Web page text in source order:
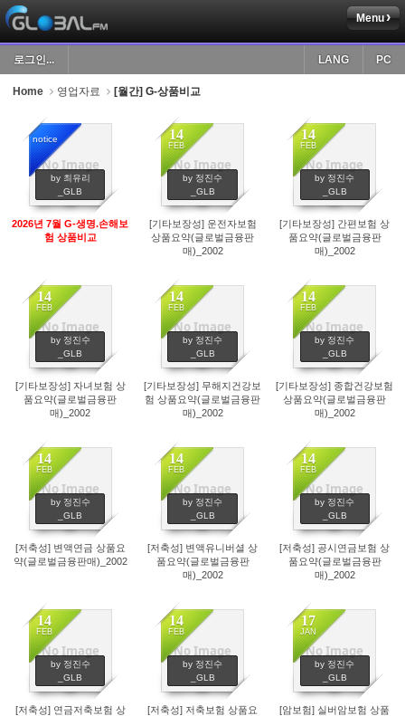
Menu
로그인... PC
LANG
Home 영업자료 [월간] G-상품비교
No Image
notice
by 최유리
_GLB
996
2026년 7월 G-생명.손해보
험 상품비교
No Image
14
FEB
by 정진수
_GLB
189
[기타보장성] 운전자보험
상품요약(글로벌금융판
매)_2002
No Image
14
FEB
by 정진수
_GLB
115
[기타보장성] 간편보험 상
품요약(글로벌금융판
매)_2002
No Image
14
FEB
by 정진수
_GLB
103
[기타보장성] 자녀보험 상
품요약(글로벌금융판
매)_2002
No Image
14
FEB
by 정진수
_GLB
76
[기타보장성] 무해지건강보
험 상품요약(글로벌금융판
매)_2002
No Image
14
FEB
by 정진수
_GLB
88
[기타보장성] 종합건강보험
상품요약(글로벌금융판
매)_2002
No Image
14
FEB
by 정진수
_GLB
49
[저축성] 변액연금 상품요
약(글로벌금융판매)_2002
No Image
14
FEB
by 정진수
_GLB
32
[저축성] 변액유니버셜 상
품요약(글로벌금융판
매)_2002
No Image
14
FEB
by 정진수
_GLB
51
[저축성] 공시연금보험 상
품요약(글로벌금융판
매)_2002
No Image
14
FEB
by 정진수
_GLB
53
[저축성] 연금저축보험 상
No Image
14
FEB
by 정진수
_GLB
42
[저축성] 저축보험 상품요
No Image
17
JAN
by 정진수
_GLB
150
[암보험] 실버암보험 상품
Sketchbook5, 스케치북5
Sketchbook5, 스케치북5